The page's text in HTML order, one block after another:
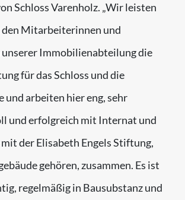
Schloss Varenholz. „Wir leisten
Mitarbeiterinnen und
Immobilienabteilung die
für das Schloss und die
und arbeiten hier eng, sehr
und erfolgreich mit Internat und
der Elisabeth Engels Stiftung,
gehören, zusammen. Es ist
regelmäßig in Bausubstanz und